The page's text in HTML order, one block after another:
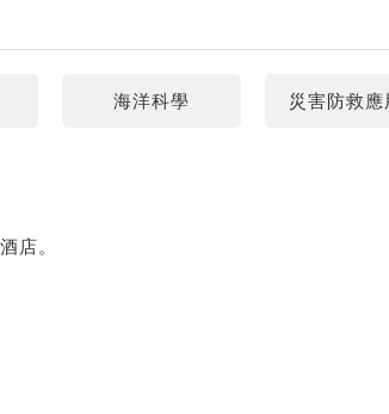
海洋科學 災害防救應
店。